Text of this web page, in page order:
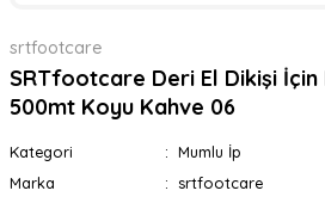
srtfootcare
SRTfootcare Deri El Dikişi İçin
500mt Koyu Kahve 06
Kategori
Mumlu İp
Marka
srtfootcare